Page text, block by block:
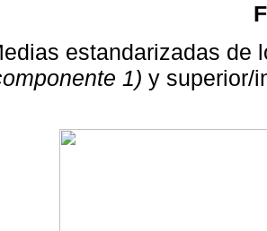
estandarizadas de
1) y superior/